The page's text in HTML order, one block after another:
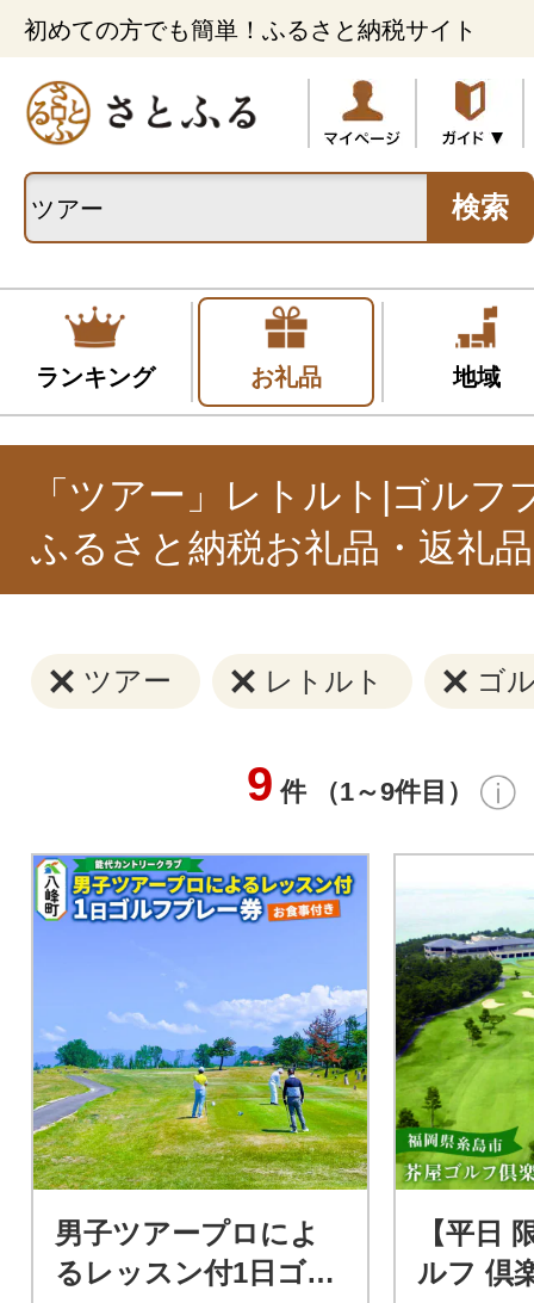
初めての方でも簡単！ふるさと納税サイト
検索
ランキング お礼品 地域
「ツアー」レトルト|ゴルフ
ふるさと納税お礼品・返礼
ツアー レトルト ゴ
9 件 （1～9件目）
男子ツアープロによ
るレッスン付1日ゴル
【平日
ルフ 倶